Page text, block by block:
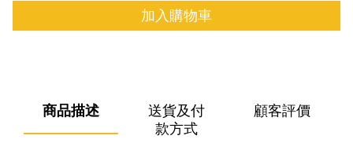
加入購物車
商品描述
送貨及付
款方式
顧客評價